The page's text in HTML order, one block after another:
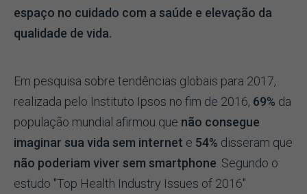
espaço no cuidado com a saúde e elevação da
qualidade de vida.
Em pesquisa sobre tendências globais para 2017,
realizada pelo Instituto Ipsos no fim de 2016, 69% da
população mundial afirmou que não consegue
imaginar sua vida sem internet e 54% disseram que
não poderiam viver sem smartphone . Segundo o
estudo "Top Health Industry Issues of 2016"